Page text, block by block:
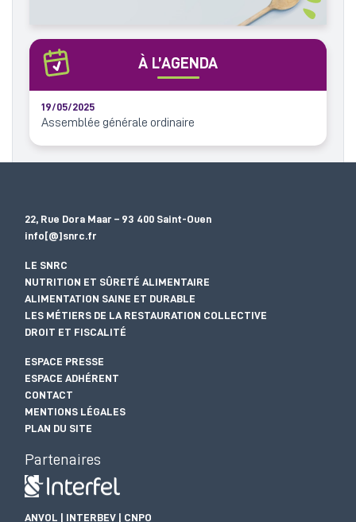
À L’AGENDA
19/05/2025
Assemblée générale ordinaire
22, Rue Dora Maar – 93 400 Saint-Ouen
info[@]snrc.fr
LE SNRC
NUTRITION ET SÛRETÉ ALIMENTAIRE
ALIMENTATION SAINE ET DURABLE
LES MÉTIERS DE LA RESTAURATION COLLECTIVE
DROIT ET FISCALITÉ
ESPACE PRESSE
ESPACE ADHÉRENT
CONTACT
MENTIONS LÉGALES
PLAN DU SITE
Partenaires
ANVOL | INTERBEV | CNPO